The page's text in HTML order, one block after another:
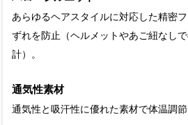
あらゆるヘアスタイルに対応した精密
ずれを防止（ヘルメットやあご紐なし
計）。
通気性素材
通気性と吸汗性に優れた素材で体温調